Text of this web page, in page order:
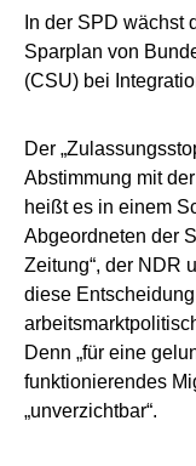
In der SPD wächst
Sparplan von
(CSU) bei
Der
Abstimmung mit
heißt es in einem
Abgeordneten der
Zeitung“, der NDR
diese
Denn „für eine
funktionierendes
„unverzichtbar“.